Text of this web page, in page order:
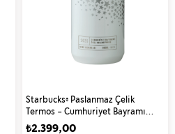
Starbucks® Paslanmaz Çelik
Termos - Cumhuriyet Bayramı
2025 Tasarımlı - Beyaz - 473 ml -
₺2.399,00